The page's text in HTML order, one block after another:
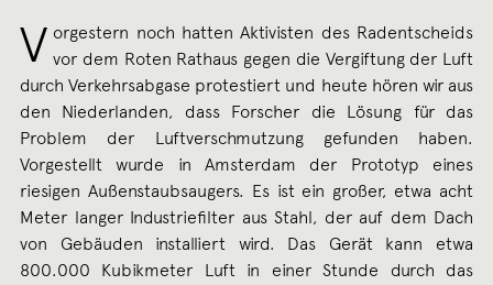
V orgestern noch hatten Aktivisten des Radentscheids
vor dem Roten Rathaus gegen die Vergiftung der Luft
durch Verkehrsabgase protestiert und heute hören wir aus
den Niederlanden, dass Forscher die Lösung für das
Problem der Luftverschmutzung gefunden haben.
Vorgestellt wurde in Amsterdam der Prototyp eines
riesigen Außenstaubsaugers. Es ist ein großer, etwa acht
Meter langer Industriefilter aus Stahl, der auf dem Dach
von Gebäuden installiert wird. Das Gerät kann etwa
800.000 Kubikmeter Luft in einer Stunde durch das